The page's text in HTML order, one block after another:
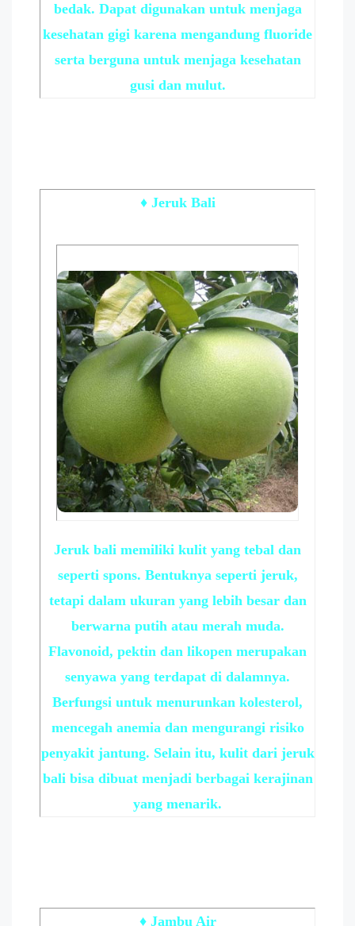
bedak. Dapat digunakan untuk menjaga
kesehatan gigi karena mengandung fluoride
serta berguna untuk menjaga kesehatan
gusi dan mulut.
♦ Jeruk Bali
Jeruk bali memiliki kulit yang tebal dan
seperti spons. Bentuknya seperti jeruk,
tetapi dalam ukuran yang lebih besar dan
berwarna putih atau merah muda.
Flavonoid, pektin dan likopen merupakan
senyawa yang terdapat di dalamnya.
Berfungsi untuk menurunkan kolesterol,
mencegah anemia dan mengurangi risiko
penyakit jantung. Selain itu, kulit dari jeruk
bali bisa dibuat menjadi berbagai kerajinan
yang menarik.
♦ Jambu Air